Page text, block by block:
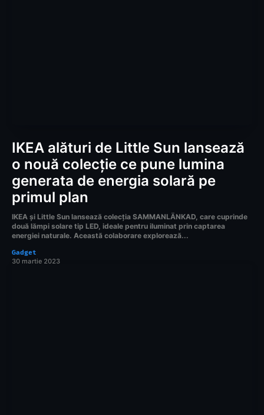
IKEA alături de Little Sun lansează
o nouă colecție ce pune lumina
generata de energia solară pe
primul plan
IKEA și Little Sun lansează colecția SAMMANLÄNKAD, care cuprinde
două lămpi solare tip LED, ideale pentru iluminat prin captarea
energiei naturale. Această colaborare explorează...
Gadget
30 martie 2023